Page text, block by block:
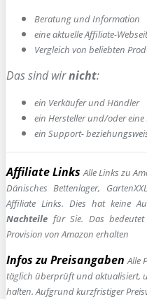
Beratung und Information
eine aktuelle Affiliate-
Vergleich von beliebten
Das sind wirnicht:
ein Verkäufer und Händler
ein Hersteller und/oder
ein Support-
Affiliate Links Alle Links zu
Dänisches Bettenlager,
Affiliate Links. Dies hat keine
Nachteile für Sie. Das
Provision von Amazon erhalten
Infos zu Preisangaben Alle
täglich überprüft und aktualisiert,
halten. Aufgrund kurzfristiger